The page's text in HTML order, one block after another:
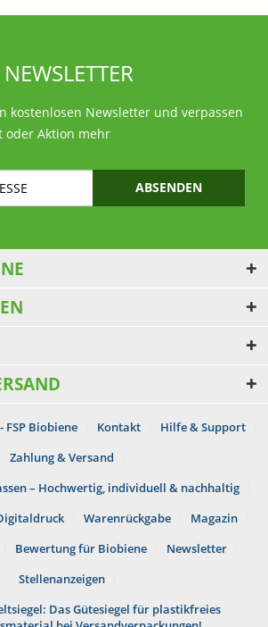
NEWSLETTER
kostenlosen Newsletter und verpassen
oder Aktion mehr
ABSENDEN
FSP Biobiene Kontakt
Hilfe & Support
Zahlung & Versand
– Hochwertig, individuell & nachhaltig
Warenrückgabe
Magazin
Bewertung für Biobiene
Newsletter
Stellenanzeigen
Das Gütesiegel für plastikfreies